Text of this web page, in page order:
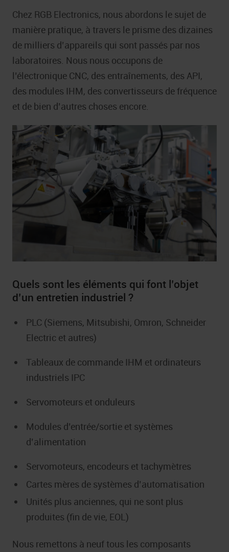
Chez RGB Electronics, nous abordons le sujet de
manière pratique, à travers le prisme des dizaines
de milliers d’appareils qui sont passés par nos
laboratoires. Nous nous occupons de
l’électronique CNC, des entraînements, des API,
des modules IHM, des convertisseurs de fréquence
et de bien d’autres choses encore.
Quels sont les éléments qui font l’objet
d’un entretien industriel ?
PLC (Siemens, Mitsubishi, Omron, Schneider
Electric et autres)
Tableaux de commande IHM et ordinateurs
industriels IPC
Servomoteurs et onduleurs
Modules d’entrée/sortie et systèmes
d’alimentation
Servomoteurs, encodeurs et tachymètres
Cartes mères de systèmes d’automatisation
Unités plus anciennes, qui ne sont plus
produites (fin de vie, EOL)
Nous remettons à neuf tous les composants